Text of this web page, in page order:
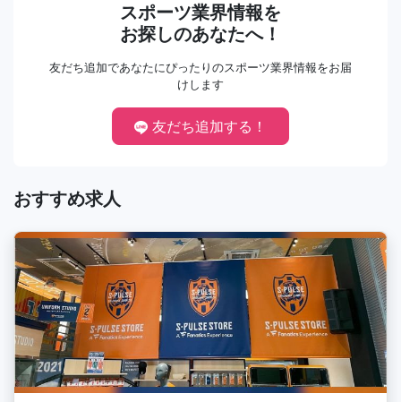
スポーツ業界情報を
お探しのあなたへ！
友だち追加であなたにぴったりのスポーツ業界情報をお届
けします
友だち追加する！
おすすめ求人